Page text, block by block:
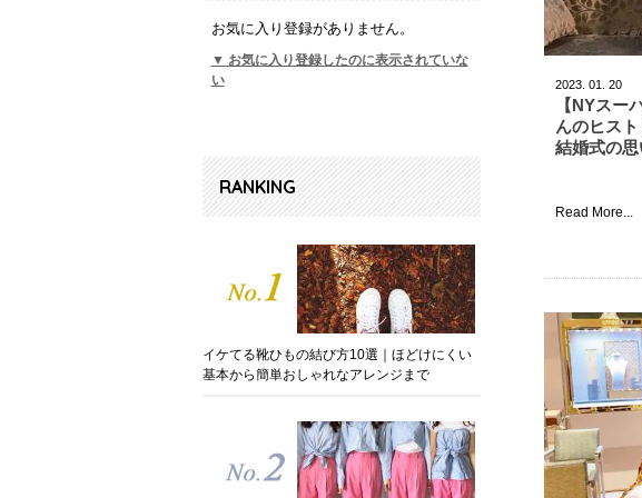
お気に入り登録がありません。
▼ お気に入り登録したのに表示されていな
い
RANKING
イケてる靴ひもの結び方10選｜ほどけにくい
基本から簡単おしゃれなアレンジまで
2023. 01. 20
【NYスー
んのヒス
結婚式の思
Read More...